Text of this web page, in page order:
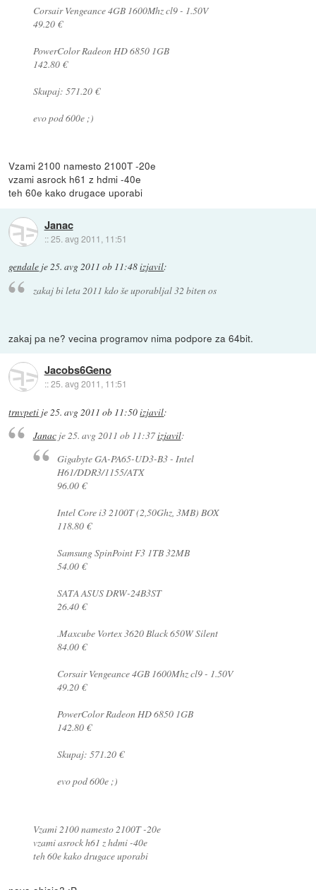
Corsair Vengeance 4GB 1600Mhz cl9 - 1.50V
49.20 €
PowerColor Radeon HD 6850 1GB
142.80 €
Skupaj: 571.20 €
evo pod 600e ;)
Vzami 2100 namesto 2100T -20e
vzami asrock h61 z hdmi -40e
teh 60e kako drugace uporabi
Janac
::25. avg 2011, 11:51
gendale je25. avg 2011 ob 11:48izjavil:
zakaj bi leta 2011 kdo še uporabljal 32 biten os
zakaj pa ne? vecina programov nima podpore za 64bit.
Jacobs6Geno
::25. avg 2011, 11:51
trnvpeti je25. avg 2011 ob 11:50izjavil:
Janacje25. avg 2011 ob 11:37izjavil:
Gigabyte GA-PA65-UD3-B3 - Intel
H61/DDR3/1155/ATX
96.00 €
Intel Core i3 2100T (2,50Ghz, 3MB) BOX
118.80 €
Samsung SpinPoint F3 1TB 32MB
54.00 €
SATA ASUS DRW-24B3ST
26.40 €
.Maxcube Vortex 3620 Black 650W Silent
84.00 €
Corsair Vengeance 4GB 1600Mhz cl9 - 1.50V
49.20 €
PowerColor Radeon HD 6850 1GB
142.80 €
Skupaj: 571.20 €
evo pod 600e ;)
Vzami 2100 namesto 2100T -20e
vzami asrock h61 z hdmi -40e
teh 60e kako drugace uporabi